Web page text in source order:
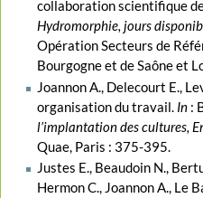
collaboration scientifique
Hydromorphie, jours
Opération Secteurs de
Bourgogne et de Saône et
Joannon A., Delecourt E.,
organisation du travail. In:
l’implantation des cultures,
Quae, Paris : 375-395.
Justes E., Beaudoin N.,
Hermon C., Joannon A., Le